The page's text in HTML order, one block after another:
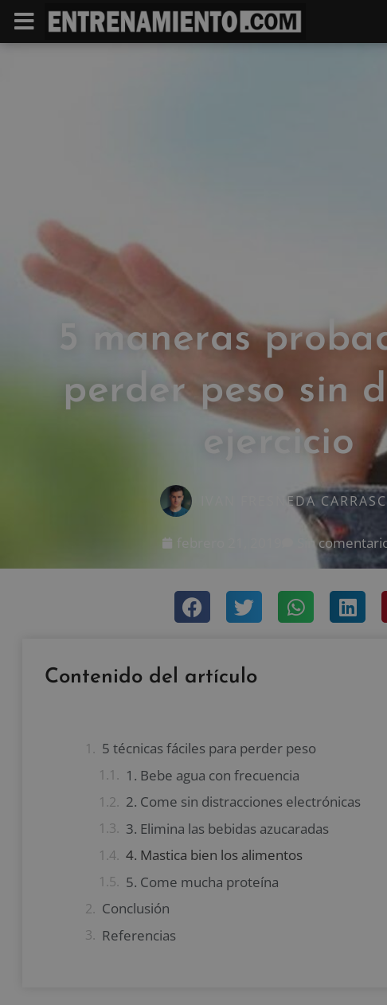
5 maneras
perder peso sin
ejercicio
IVAN FRESNEDA
febrero 21, 2019 Sin
Contenido del artículo
5 técnicas fáciles para perder peso
1. Bebe agua con frecuencia
2. Come sin distracciones electrónicas
3. Elimina las bebidas azucaradas
4. Mastica bien los alimentos
5. Come mucha proteína
Conclusión
Referencias